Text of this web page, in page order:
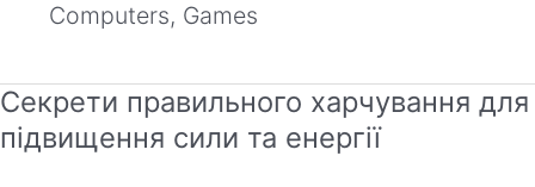
Computers, Games
Секрети правильного харчування для
підвищення сили та енергії